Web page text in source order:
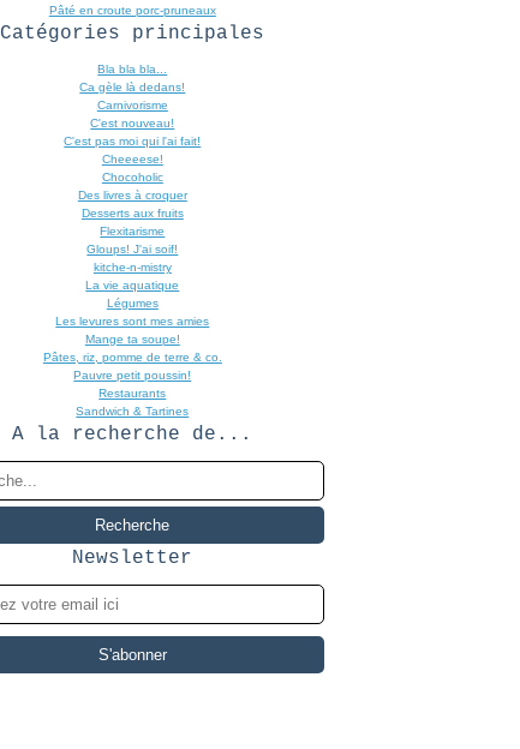
Pâté en croute porc-pruneaux
Catégories principales
Bla bla bla...
Ca gèle là dedans!
Carnivorisme
C'est nouveau!
C'est pas moi qui l'ai fait!
Cheeeese!
Chocoholic
Des livres à croquer
Desserts aux fruits
Flexitarisme
Gloups! J'ai soif!
kitche-n-mistry
La vie aquatique
Légumes
Les levures sont mes amies
Mange ta soupe!
Pâtes, riz, pomme de terre & co.
Pauvre petit poussin!
Restaurants
Sandwich & Tartines
A la recherche de...
Newsletter